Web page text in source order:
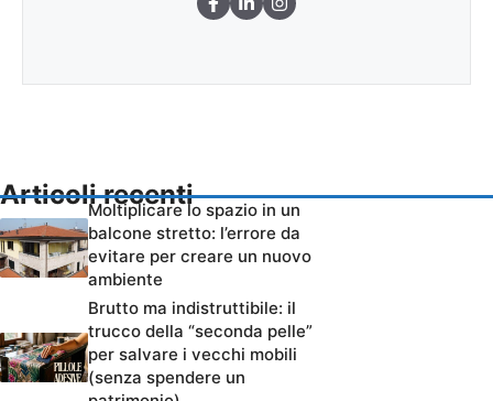
Articoli recenti
Moltiplicare lo spazio in un
balcone stretto: l’errore da
evitare per creare un nuovo
ambiente
Brutto ma indistruttibile: il
trucco della “seconda pelle”
per salvare i vecchi mobili
(senza spendere un